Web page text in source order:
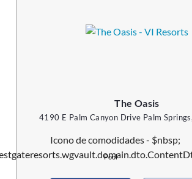
The Oasis
4190 E Palm Canyon Drive Palm
Pool